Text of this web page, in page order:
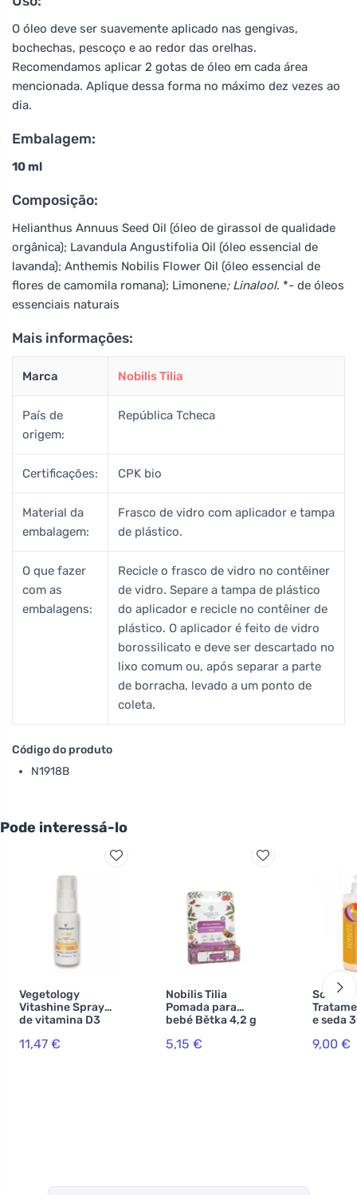
O óleo deve ser suavemente aplicado nas gengivas,
bochechas, pescoço e ao redor das orelhas.
Recomendamos aplicar 2 gotas de óleo em cada área
mencionada. Aplique dessa forma no máximo dez vezes ao
dia.
Embalagem:
10 ml
Composição:
Helianthus Annuus Seed Oil (óleo de girassol de qualidade
orgânica); Lavandula Angustifolia Oil (óleo essencial de
lavanda); Anthemis Nobilis Flower Oil (óleo essencial de
flores de camomila romana); Limonene; Linalool. *- de óleos
essenciais naturais
Mais informações:
Marca Nobilis Tilia
País de
origem:
República Tcheca
Certificações: CPK bio
Material da
embalagem:
Frasco de vidro com aplicador e tampa
de plástico.
O que fazer
com as
embalagens:
Recicle o frasco de vidro no contêiner
de vidro. Separe a tampa de plástico
do aplicador e recicle no contêiner de
plástico. O aplicador é feito de vidro
borossilicato e deve ser descartado no
lixo comum ou, após separar a parte
de borracha, levado a um ponto de
coleta.
Código do produto
N1918B
Pode interessá-lo
Vegetology
Vitashine Spray
de vitamina D3
1000 iu, 20 ml
11,47 €
Nobilis Tilia
Pomada para
bebé Bětka 4,2 g
5,15 €
Sonett
e seda
9,00 €